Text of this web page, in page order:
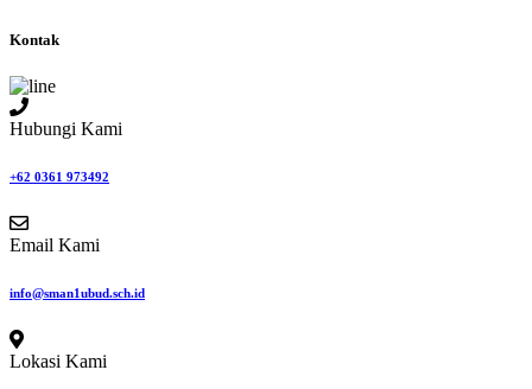
Kontak
Hubungi Kami
+62 0361 973492
Email Kami
info@sman1ubud.sch.id
Lokasi Kami